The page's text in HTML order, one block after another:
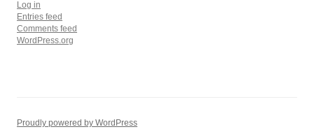
Log in
Entries feed
Comments feed
WordPress.org
Proudly powered by WordPress